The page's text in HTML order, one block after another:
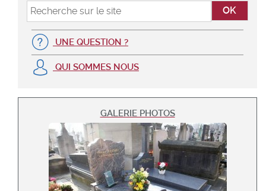
UNE QUESTION ?
QUI SOMMES NOUS
GALERIE PHOTOS